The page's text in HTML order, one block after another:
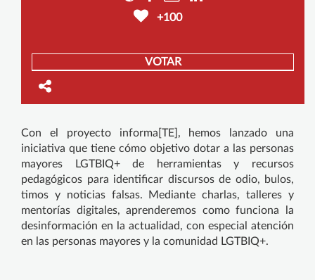
+100
VOTAR
Con el proyecto informa[TE], hemos lanzado una
iniciativa que tiene cómo objetivo dotar a las personas
mayores LGTBIQ+ de herramientas y recursos
pedagógicos para identificar discursos de odio, bulos,
timos y noticias falsas. Mediante charlas, talleres y
mentorías digitales, aprenderemos como funciona la
desinformación en la actualidad, con especial atención
en las personas mayores y la comunidad LGTBIQ+.